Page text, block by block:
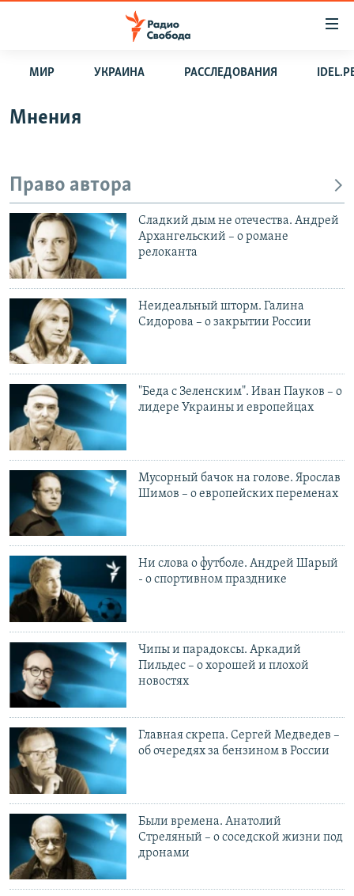
упрощенного
Вернуться
содержанию
Вернутся
главной
навигации
Вернутся
поиску
ПОДКАСТЫ
МНЕНИЯ
КУЛЬТУРА
IDEL.РЕАЛИИ
КАВКАЗ.РЕАЛИИ
СЕВЕР.РЕАЛИИ
СИБИРЬ.РЕАЛИИ
РАСПИСАНИЕ ВЕЩАНИЯ
ПОДПИШИТЕСЬ НА РАССЫЛКУ
СОЦИАЛЬНЫЕ СЕТИ
Все сайты РСЕ/РС
МИР УКРАИНА РАССЛЕДОВАНИЯ
Мнения
Право автора
Сладкий дым не отечества. Андрей
Архангельский – о романе
релоканта
Неидеальный шторм. Галина
Сидорова – о закрытии России
"Беда с Зеленским". Иван Пауков – о
лидере Украины и европейцах
Мусорный бачок на голове. Ярослав
Шимов – о европейских переменах
Ни слова о футболе. Андрей Шарый
- о спортивном празднике
Чипы и парадоксы. Аркадий
Пильдес – о хорошей и плохой
новостях
Главная скрепа. Сергей Медведев –
об очередях за бензином в России
Были времена. Анатолий
Стреляный – о соседской жизни под
дронами